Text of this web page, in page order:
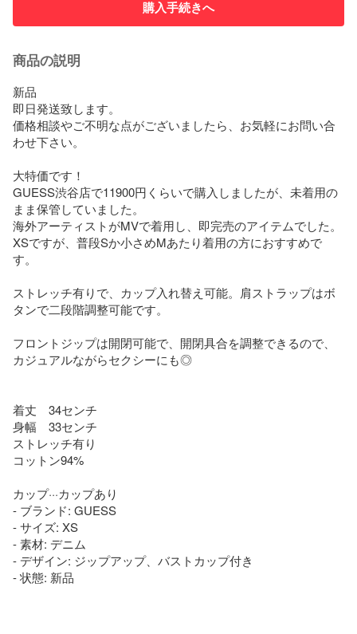
購入手続きへ
商品の説明
新品
即日発送致します。
価格相談やご不明な点がございましたら、お気軽にお問い合
わせ下さい。
大特価です！
GUESS渋谷店で11900円くらいで購入しましたが、未着用の
まま保管していました。
海外アーティストがMVで着用し、即完売のアイテムでした。
XSですが、普段Sか小さめMあたり着用の方におすすめで
す。
ストレッチ有りで、カップ入れ替え可能。肩ストラップはボ
タンで二段階調整可能です。
フロントジップは開閉可能で、開閉具合を調整できるので、
カジュアルながらセクシーにも◎
着丈　34センチ
身幅　33センチ
ストレッチ有り
コットン94%
カップ···カップあり
- ブランド: GUESS
- サイズ: XS
- 素材: デニム
- デザイン: ジップアップ、バストカップ付き
- 状態: 新品